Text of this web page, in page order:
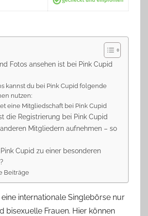
Fotos ansehen ist bei Pink Cupid
kannst du bei Pink Cupid folgende
nutzen:
eine Mitgliedschaft bei Pink Cupid
die Registrierung bei Pink Cupid
Mitgliedern aufnehmen – so
Cupid zu einer besonderen
Beiträge
eine internationale Singlebörse nur
bisexuelle Frauen. Hier können